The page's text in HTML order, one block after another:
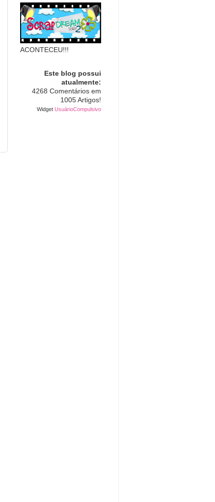
ACONTECEU!!!
Este blog possui
atualmente:
4268 Comentários em
1005 Artigos!
Widget UsuárioCompulsivo